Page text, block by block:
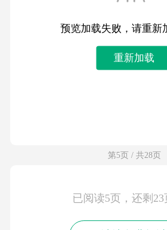
预览加载失败，请重新
重新加载
第5页 / 共28页
已阅读5页，还剩23